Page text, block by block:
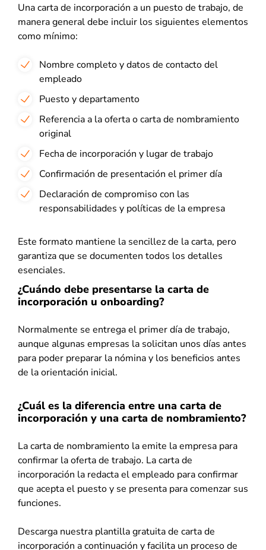
Una carta de incorporación a un puesto de trabajo, de
manera general debe incluir los siguientes elementos
como mínimo:
Nombre completo y datos de contacto del
empleado
Puesto y departamento
Referencia a la oferta o carta de nombramiento
original
Fecha de incorporación y lugar de trabajo
Confirmación de presentación el primer día
Declaración de compromiso con las
responsabilidades y políticas de la empresa
Este formato mantiene la sencillez de la carta, pero
garantiza que se documenten todos los detalles
esenciales.
¿Cuándo debe presentarse la carta de
incorporación u onboarding?
Normalmente se entrega el primer día de trabajo,
aunque algunas empresas la solicitan unos días antes
para poder preparar la nómina y los beneficios antes
de la orientación inicial.
¿Cuál es la diferencia entre una carta de
incorporación y una carta de nombramiento?
La carta de nombramiento la emite la empresa para
confirmar la oferta de trabajo. La carta de
incorporación la redacta el empleado para confirmar
que acepta el puesto y se presenta para comenzar sus
funciones.
Descarga nuestra plantilla gratuita de carta de
incorporación a continuación y facilita un proceso de